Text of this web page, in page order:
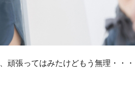
頑張ってはみたけどもう無理・・・